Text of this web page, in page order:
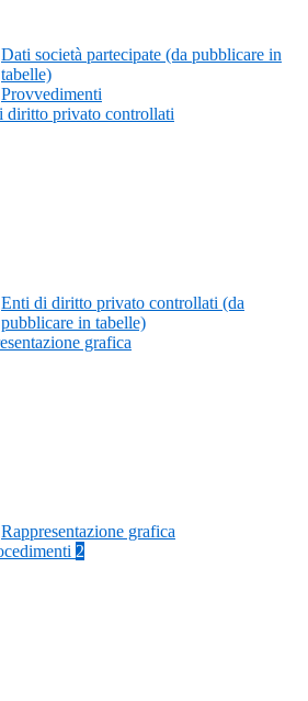
Dati società partecipate (da pubblicare in
tabelle)
Provvedimenti
diritto privato controllati
Enti di diritto privato controllati (da
pubblicare in tabelle)
grafica
Rappresentazione grafica
2